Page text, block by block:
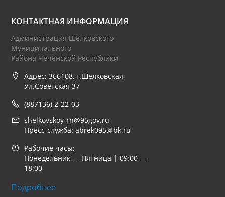
КОНТАКТНАЯ ИНФОРМАЦИЯ
Администрация Шелковского
Муниципального
Района Чеченской Республики
Адрес: 366108, г.Шелковская,
Ул.Советская 37
(887136) 2-22-03
shelkovskoy-rn@95gov.ru
Пресс-служба: abrek095@bk.ru
Рабочие часы:
Понедельник — Пятница | 09:00 —
18:00
Подробнее